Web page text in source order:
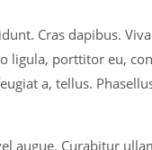
Cras dapibus.
ligula, porttitor eu,
a, tellus.
augue. Curabitur